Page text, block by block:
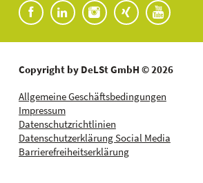
anderen Quellen
Copyright by DeLSt GmbH © 2026
Allgemeine Geschäftsbedingungen
Impressum
Datenschutzrichtlinien
Datenschutzerklärung Social Media
Barrierefreiheitserklärung